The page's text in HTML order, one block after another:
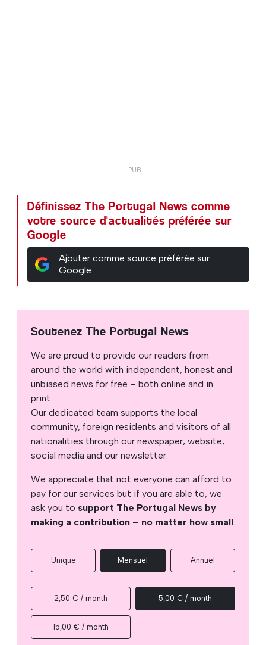
Définissez The Portugal News comme
votre source d'actualités préférée sur
Google
Ajouter comme source préférée sur
Google
Soutenez The Portugal News
We are proud to provide our readers from
around the world with independent, honest and
unbiased news for free – both online and in
print.
Our dedicated team supports the local
community, foreign residents and visitors of all
nationalities through our newspaper, website,
social media and our newsletter.
We appreciate that not everyone can afford to
pay for our services but if you are able to, we
ask you to support The Portugal News by
making a contribution – no matter how small.
Unique Mensuel Annuel
2,50 € / month 5,00 € / month
15,00 € / month